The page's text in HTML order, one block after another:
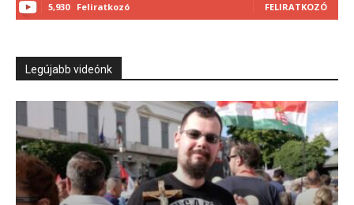
5,930 Feliratkozó FELIRATKOZÓ
Legújabb videónk